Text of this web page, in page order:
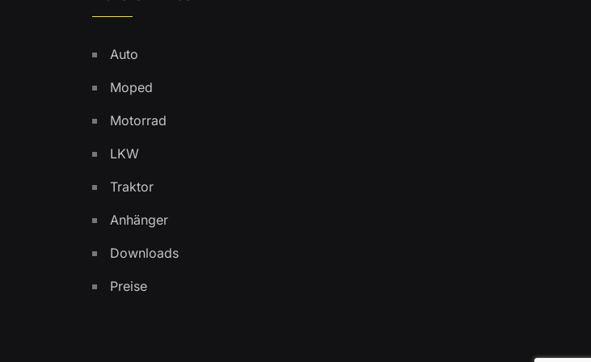
Auto
Moped
Motorrad
LKW
Traktor
Anhänger
Downloads
Preise